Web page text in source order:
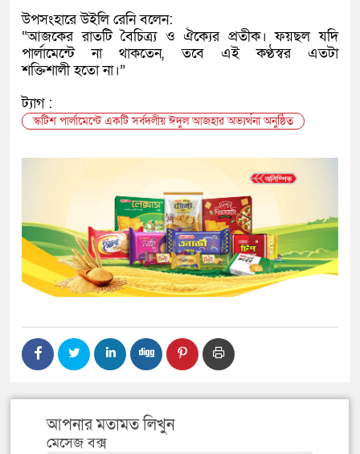
উপসংহারে উইলি রেনি বলেন:
“আজকের রাতটি বৈচিত্র্য ও ঐক্যের প্রতীক। ফয়ছল যদি
পার্লামেন্টে না থাকতেন, তবে এই কণ্ঠস্বর এতটা
শক্তিশালী হতো না।”
ট্যাগ :
স্কটিশ পার্লামেন্ট‌ে একটি সর্বদলীয় ঈদুল আজহার অভ্যর্থনা অনু‌ষ্ঠিত
আপনার মতামত লিখুন
মেসেজ বক্স